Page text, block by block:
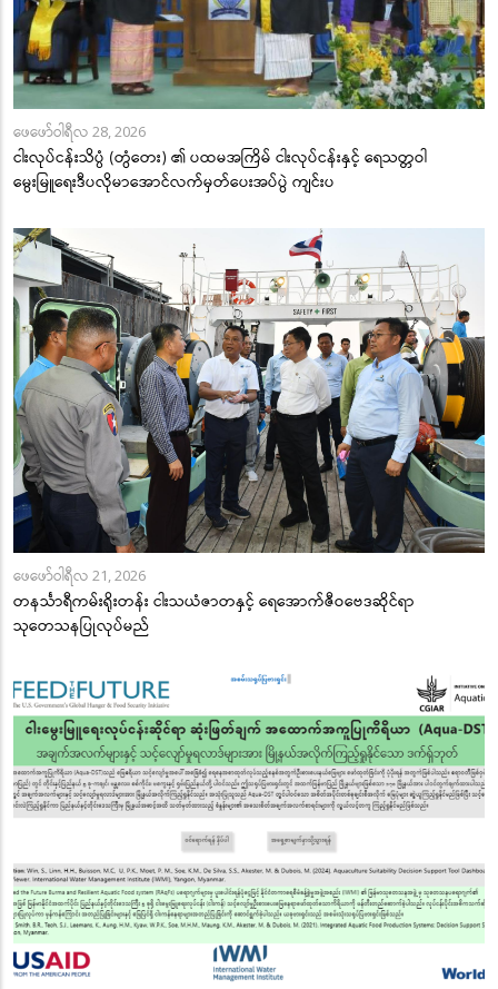
ဖေဖော်ဝါရီလ 28, 2026
ငါးလုပ်ငန်းသိပ္ပံ (တွံတေး) ၏ ပထမအကြိမ် ငါးလုပ်ငန်းနှင့် ရေသတ္တဝါ
မွေးမြူရေးဒီပလိုမာအောင်လက်မှတ်ပေးအပ်ပွဲ ကျင်းပ
ဖေဖော်ဝါရီလ 21, 2026
တနင်္သာရီကမ်းရိုးတန်း ငါးသယံဇာတနှင့် ရေအောက်ဇီဝဗေဒဆိုင်ရာ
သုတေသနပြုလုပ်မည်